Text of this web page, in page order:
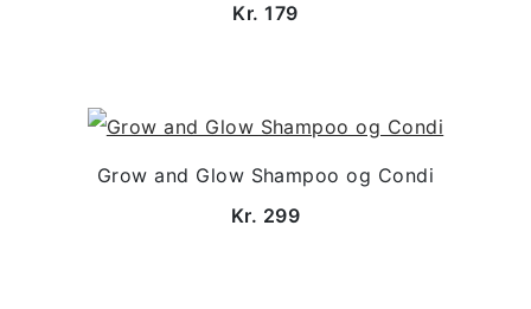
Kr. 179
Grow and Glow Shampoo og Condi
Kr. 299